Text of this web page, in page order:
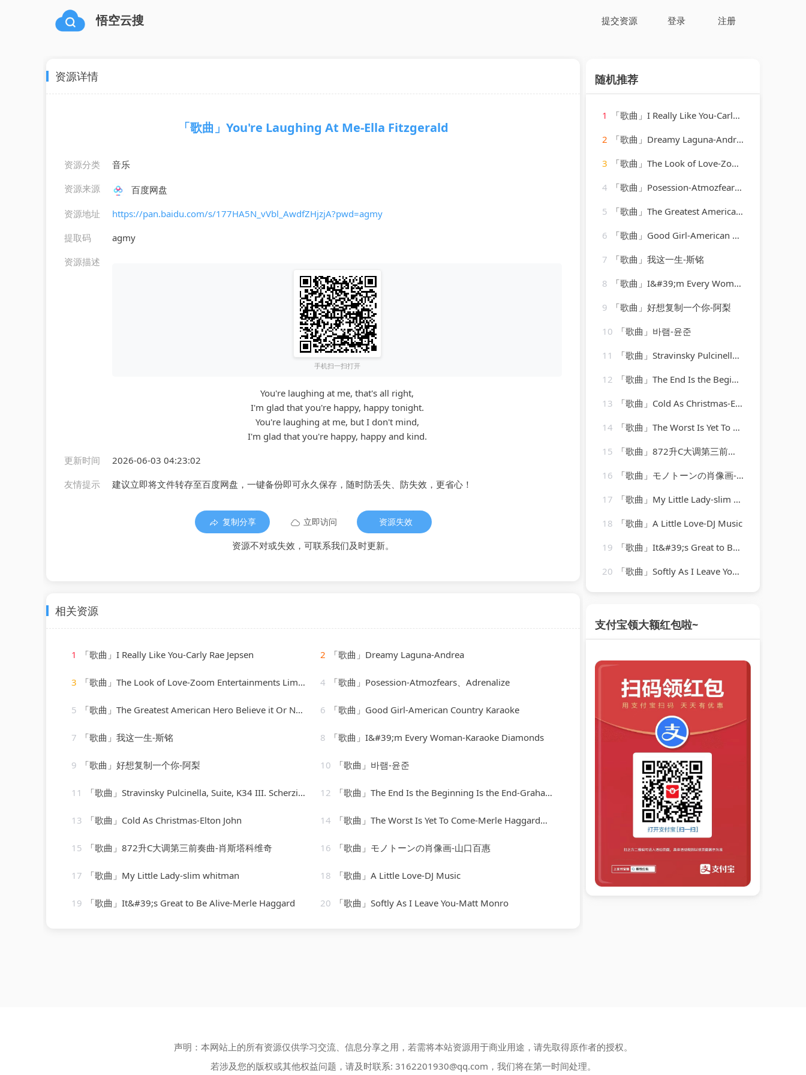
悟空云搜 提交资源 登录 注册
资源详情
「歌曲」You're Laughing At Me-Ella Fitzgerald
资源分类
音乐
资源来源
百度网盘
资源地址
https://pan.baidu.com/s/177HA5N_vVbl_AwdfZHjzjA?pwd=agmy
提取码
agmy
资源描述
手机扫一扫打开
You're laughing at me, that's all right,
I'm glad that you're happy, happy tonight.
You're laughing at me, but I don't mind,
I'm glad that you're happy, happy and kind.
更新时间
2026-06-03 04:23:02
友情提示
建议立即将文件转存至百度网盘，一键备份即可永久保存，随时防丢失、防失效，更省心！
复制分享 立即访问 资源失效
资源不对或失效，可联系我们及时更新。
相关资源
1 「歌曲」I Really Like You-Carly Rae Jepsen 2 「歌曲」Dreamy Laguna-Andrea
3 「歌曲」The Look of Love-Zoom Entertainments Limited 4 「歌曲」Posession-Atmozfears、Adrenalize
5 「歌曲」The Greatest American Hero Believe it Or Not-Soundtrack & Theme Orchestra 6 「歌曲」Good Girl-American Country Karaoke
7 「歌曲」我这一生-斯铭 8 「歌曲」I&#39;m Every Woman-Karaoke Diamonds
9 「歌曲」好想复制一个你-阿梨 10 「歌曲」바램-윤준
11 「歌曲」Stravinsky Pulcinella, Suite, K34 III. Scherzino – Allegro – Andantino 12 「歌曲」The End Is the Beginning Is the End-Graham Blvd
13 「歌曲」Cold As Christmas-Elton John 14 「歌曲」The Worst Is Yet To Come-Merle Haggard、The Strangers
15 「歌曲」872升C大调第三前奏曲-肖斯塔科维奇 16 「歌曲」モノトーンの肖像画-山口百惠
17 「歌曲」My Little Lady-slim whitman 18 「歌曲」A Little Love-DJ Music
19 「歌曲」It&#39;s Great to Be Alive-Merle Haggard 20 「歌曲」Softly As I Leave You-Matt Monro
随机推荐
1
「歌曲」I Really Like You-Carly Rae Jepsen
2
「歌曲」Dreamy Laguna-Andrea
3
「歌曲」The Look of Love-Zoom Entertainments Limited
4
「歌曲」Posession-Atmozfears、Adrenalize
5
「歌曲」The Greatest American Hero Believe it Or Not-Soundtrack & Theme Orchestra
6
「歌曲」Good Girl-American Country Karaoke
7
「歌曲」我这一生-斯铭
8
「歌曲」I&#39;m Every Woman-Karaoke Diamonds
9
「歌曲」好想复制一个你-阿梨
10
「歌曲」바램-윤준
11
「歌曲」Stravinsky Pulcinella, Suite, K34 III. Scherzino – Allegro – Andantino
12
「歌曲」The End Is the Beginning Is the End-Graham Blvd
13
「歌曲」Cold As Christmas-Elton John
14
「歌曲」The Worst Is Yet To Come-Merle Haggard、The Strangers
15
「歌曲」872升C大调第三前奏曲-肖斯塔科维奇
16
「歌曲」モノトーンの肖像画-山口百惠
17
「歌曲」My Little Lady-slim whitman
18
「歌曲」A Little Love-DJ Music
19
「歌曲」It&#39;s Great to Be Alive-Merle Haggard
20
「歌曲」Softly As I Leave You-Matt Monro
支付宝领大额红包啦~
声明：本网站上的所有资源仅供学习交流、信息分享之用，若需将本站资源用于商业用途，请先取得原作者的授权。
若涉及您的版权或其他权益问题，请及时联系: 3162201930@qq.com ，我们将在第一时间处理。